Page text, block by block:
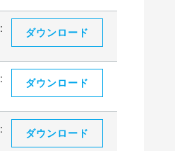
ダウンロード
ダウンロード
ダウンロード